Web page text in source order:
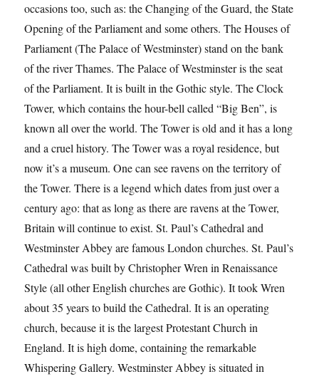
occasions too, such as: the Changing of the Guard, the State
Opening of the Parliament and some others. The Houses of
Parliament (The Palace of Westminster) stand on the bank
of the river Thames. The Palace of Westminster is the seat
of the Parliament. It is built in the Gothic style. The Clock
Tower, which contains the hour-bell called “Big Ben”, is
known all over the world. The Tower is old and it has a long
and a cruel history. The Tower was a royal residence, but
now it’s a museum. One can see ravens on the territory of
the Tower. There is a legend which dates from just over a
century ago: that as long as there are ravens at the Tower,
Britain will continue to exist. St. Paul’s Cathedral and
Westminster Abbey are famous London churches. St. Paul’s
Cathedral was built by Christopher Wren in Renaissance
Style (all other English churches are Gothic). It took Wren
about 35 years to build the Cathedral. It is an operating
church, because it is the largest Protestant Church in
England. It is high dome, containing the remarkable
Whispering Gallery. Westminster Abbey is situated in